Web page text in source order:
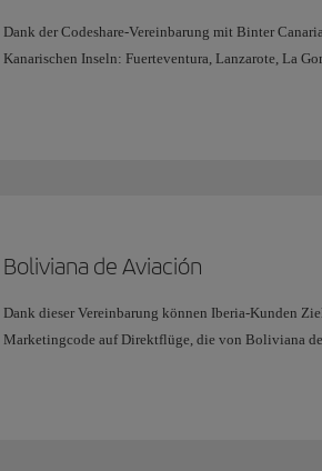
Dank der Codeshare-Vereinbarung mit Binter
Kanarischen Inseln: Fuerteventura, Lanzarote, La
Las Palmas aus anzubieten: El Aaiún, Agadir und
Boliviana de Aviación
Dank dieser Vereinbarung können Iberia-Kunden
Marketingcode auf Direktflüge, die von Boliviana